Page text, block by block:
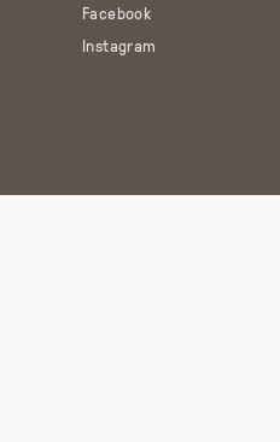
Facebook
Instagram